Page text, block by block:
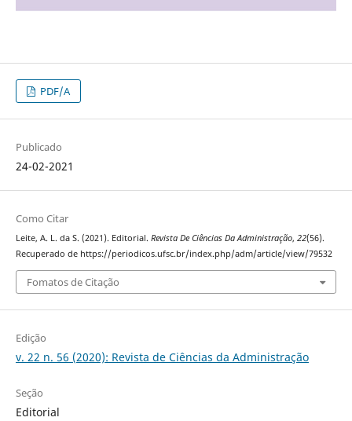
PDF/A
Publicado
24-02-2021
Como Citar
Leite, A. L. da S. (2021). Editorial. Revista De Ciências Da Administração, 22(56).
Recuperado de https://periodicos.ufsc.br/index.php/adm/article/view/79532
Fomatos de Citação
Edição
v. 22 n. 56 (2020): Revista de Ciências da Administração
Seção
Editorial